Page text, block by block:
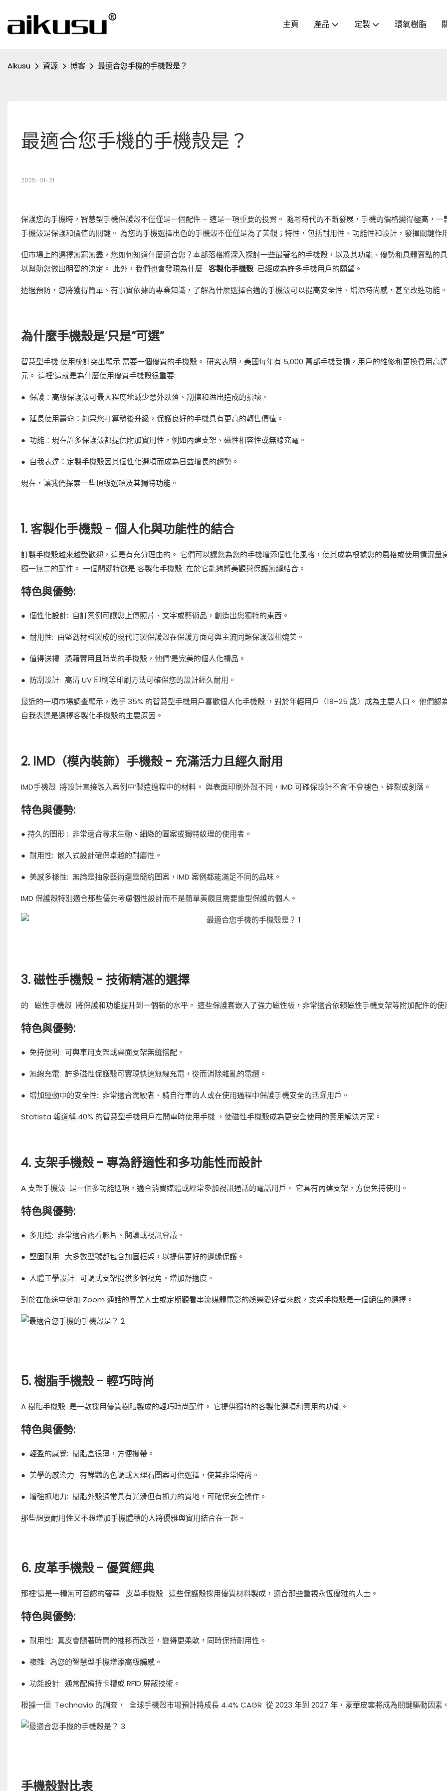
主頁 產品 定製 環氧樹脂
Aikusu 資源 博客 最適合您手機的手機殼是？
最適合您手機的手機殼是？
2025-01-21
保護您的手機時，智慧型手機保護殼不僅僅是一個配件 – 這是一項重要的投資。 隨著時代的不斷發展，手機的價格變得極高，一
手機殼是保護和價值的關鍵。 為您的手機選擇出色的手機殼不僅僅是為了美觀；特性，包括耐用性、功能性和設計，發揮關鍵作
但市場上的選擇無窮無盡，您如何知道什麼適合您？本部落格將深入探討一些最著名的手機殼，以及其功能、優勢和具體賣點的
以幫助您做出明智的決定。 此外，我們也會發現為什麼
客製化手機殼 已經成為許多手機用戶的願望。
透過預防，您將獲得簡單、有事實依據的專業知識，了解為什麼選擇合適的手機殼可以提高安全性、增添時尚感，甚至改進功能。
為什麼手機殼是’只是“可選”
智慧型手機使用統計突出顯示 需要一個優質的手機殼。 研究表明，美國每年有 5,000 萬部手機受損，用戶的維修和更換費用高
元。 這裡’這就是為什麼使用優質手機殼很重要:
● 保護：高級保護殼可最大程度地減少意外跌落、刮擦和溢出造成的損壞。
● 延長使用壽命：如果您打算稍後升級，保護良好的手機具有更高的轉售價值。
● 功能：現在許多保護殼都提供附加實用性，例如內建支架、磁性相容性或無線充電。
● 自我表達：定製手機殼因其個性化選項而成為日益增長的趨勢。
現在，讓我們探索一些頂級選項及其獨特功能。
1. 客製化手機殼 - 個人化與功能性的結合
訂製手機殼越來越受歡迎，這是有充分理由的。 它們可以讓您為您的手機增添個性化風格，使其成為根據您的風格或使用情況量
獨一無二的配件。 一個關鍵特徵是客製化手機殼 在於它能夠將美觀與保護無縫結合。
特色與優勢:
● 個性化設計: 自訂案例可讓您上傳照片、文字或藝術品，創造出您獨特的東西。
● 耐用性: 由堅韌材料製成的現代訂製保護殼在保護方面可與主流同類保護殼相媲美。
● 值得送禮: 憑藉實用且時尚的手機殼，他們’是完美的個人化禮品。
● 防刮設計: 高清 UV 印刷等印刷方法可確保您的設計經久耐用。
最近的一項市場調查顯示，幾乎35% 的智慧型手機用戶喜歡個人化手機殼 ，對於年輕用戶（18–25 歲）成為主要人口。 他們認
自我表達是選擇客製化手機殼的主要原因。
2. IMD（模內裝飾）手機殼 - 充滿活力且經久耐用
IMD手機殼 將設計直接融入案例中’製造過程中的材料。 與表面印刷外殼不同，IMD 可確保設計不會’不會褪色、碎裂或剝落。
特色與優勢:
● 持久的圖形: 非常適合尋求生動、細緻的圖案或獨特紋理的使用者。
● 耐用性: 嵌入式設計確保卓越的耐磨性。
● 美感多樣性: 無論是抽象藝術還是簡約圖案，IMD 案例都能滿足不同的品味。
IMD 保護殼特別適合那些優先考慮個性設計而不是簡單美觀且需要重型保護的個人。
3. 磁性手機殼 - 技術精湛的選擇
的 磁性手機殼 將保護和功能提升到一個新的水平。 這些保護套嵌入了強力磁性板，非常適合依賴磁性手機支架等附加配件的使
特色與優勢:
● 免持便利: 可與車用支架或桌面支架無縫搭配。
● 無線充電: 許多磁性保護殼可實現快速無線充電，從而消除雜亂的電纜。
● 增加運動中的安全性: 非常適合駕駛者、騎自行車的人或在使用過程中保護手機安全的活躍用戶。
Statista 報道稱 40% 的智慧型手機用戶在開車時使用手機 ，使磁性手機殼成為更安全使用的實用解決方案。
4. 支架手機殼 - 專為舒適性和多功能性而設計
A 支架手機殼 是一個多功能選項，適合消費媒體或經常參加視訊通話的電話用戶。 它具有內建支架，方便免持使用。
特色與優勢:
● 多用途: 非常適合觀看影片、閱讀或視訊會議。
● 堅固耐用: 大多數型號都包含加固框架，以提供更好的邊緣保護。
● 人體工學設計: 可調式支架提供多個視角，增加舒適度。
對於在旅途中參加 Zoom 通話的專業人士或定期觀看串流媒體電影的娛樂愛好者來說，支架手機殼是一個絕佳的選擇。
5. 樹脂手機殼 - 輕巧時尚
A樹脂手機殼 是一款採用優質樹脂製成的輕巧時尚配件。 它提供獨特的客製化選項和實用的功能。
特色與優勢:
● 輕盈的感覺: 樹脂盒很薄，方便攜帶。
● 美學的感染力: 有鮮豔的色調或大理石圖案可供選擇，使其非常時尚。
● 增強抓地力: 樹脂外殼通常具有光滑但有抓力的質地，可確保安全操作。
那些想要耐用性又不想增加手機體積的人將優雅與實用結合在一起。
6. 皮革手機殼 - 優質經典
那裡’這是一種無可否認的奢華 皮革手機殼. 這些保護殼採用優質材料製成，適合那些重視永恆優雅的人士。
特色與優勢:
● 耐用性: 真皮會隨著時間的推移而改善，變得更柔軟，同時保持耐用性。
● 複雜: 為您的智慧型手機增添高級觸感。
● 功能設計: 通常配備持卡槽或 RFID 屏蔽技術。
根據一個 Technavio 的調查， 全球手機殼市場預計將成長 4.4% CAGR 從 2023 年到 2027 年，豪華皮套將成為關鍵驅動因素
手機殼對比表